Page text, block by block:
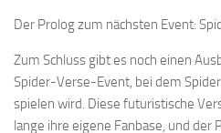
Der Prolog zum nächsten Event:
Zum Schluss gibt es noch einen
Spider-Verse-Event, bei dem
spielen wird. Diese futuristische
lange ihre eigene Fanbase, und der